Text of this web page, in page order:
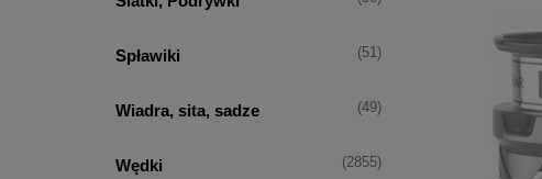
Spławiki (51)
Wiadra, sita, sadze (49)
Wędki (2855)